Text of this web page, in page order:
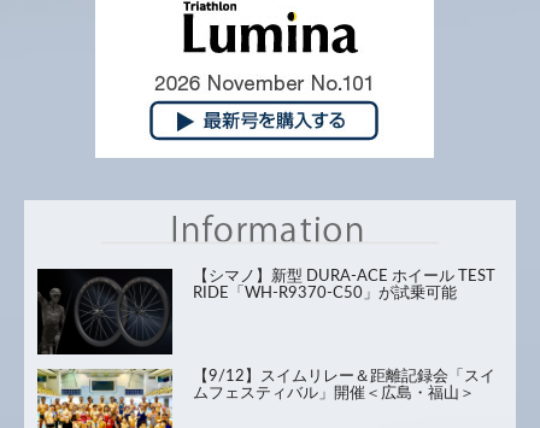
【シマノ】新型 DURA-ACE ホイール TEST
RIDE「WH-R9370-C50」が試乗可能
【9/12】スイムリレー＆距離記録会「スイ
ムフェスティバル」開催＜広島・福山＞